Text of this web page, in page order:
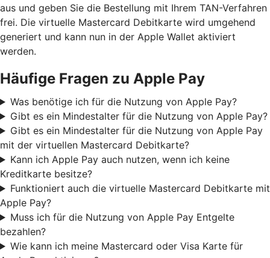
aus und geben Sie die Bestellung mit Ihrem TAN-Verfahren
frei. Die virtuelle Mastercard Debitkarte wird umgehend
generiert und kann nun in der Apple Wallet aktiviert
werden.
Häufige Fragen zu Apple Pay
Was benötige ich für die Nutzung von Apple Pay?
Gibt es ein Mindestalter für die Nutzung von Apple Pay?
Gibt es ein Mindestalter für die Nutzung von Apple Pay
mit der virtuellen Mastercard Debitkarte?
Kann ich Apple Pay auch nutzen, wenn ich keine
Kreditkarte besitze?
Funktioniert auch die virtuelle Mastercard Debitkarte mit
Apple Pay?
Muss ich für die Nutzung von Apple Pay Entgelte
bezahlen?
Wie kann ich meine Mastercard oder Visa Karte für